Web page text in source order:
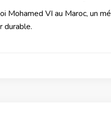
Mohamed VI au Maroc, un
durable.